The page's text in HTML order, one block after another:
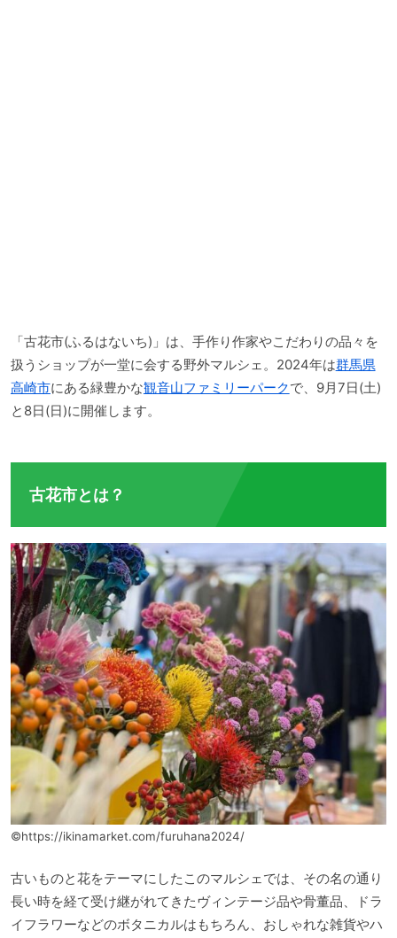
「古花市(ふるはないち)」は、手作り作家やこだわりの品々を
扱うショップが一堂に会する野外マルシェ。2024年は群馬県
高崎市にある緑豊かな観音山ファミリーパークで、9月7日(土)
と8日(日)に開催します。
古花市とは？
©https://ikinamarket.com/furuhana2024/
古いものと花をテーマにしたこのマルシェでは、その名の通り
長い時を経て受け継がれてきたヴィンテージ品や骨董品、ドラ
イフラワーなどのボタニカルはもちろん、おしゃれな雑貨やハ